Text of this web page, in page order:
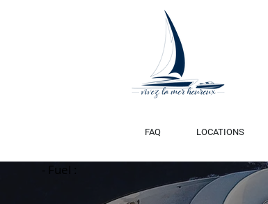
FAQ LOCATIONS
- Fuel :